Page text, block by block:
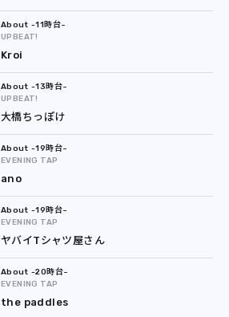
-11時台
UPBEAT!
Kroi
-13時台
UPBEAT!
大橋ちっぽけ
-19時台
EVENING TAP
ano
-19時台
EVENING TAP
ヤバイTシャツ屋さん
-20時台
EVENING TAP
the paddles